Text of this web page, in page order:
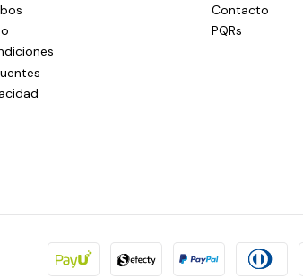
Contacto
PQRs